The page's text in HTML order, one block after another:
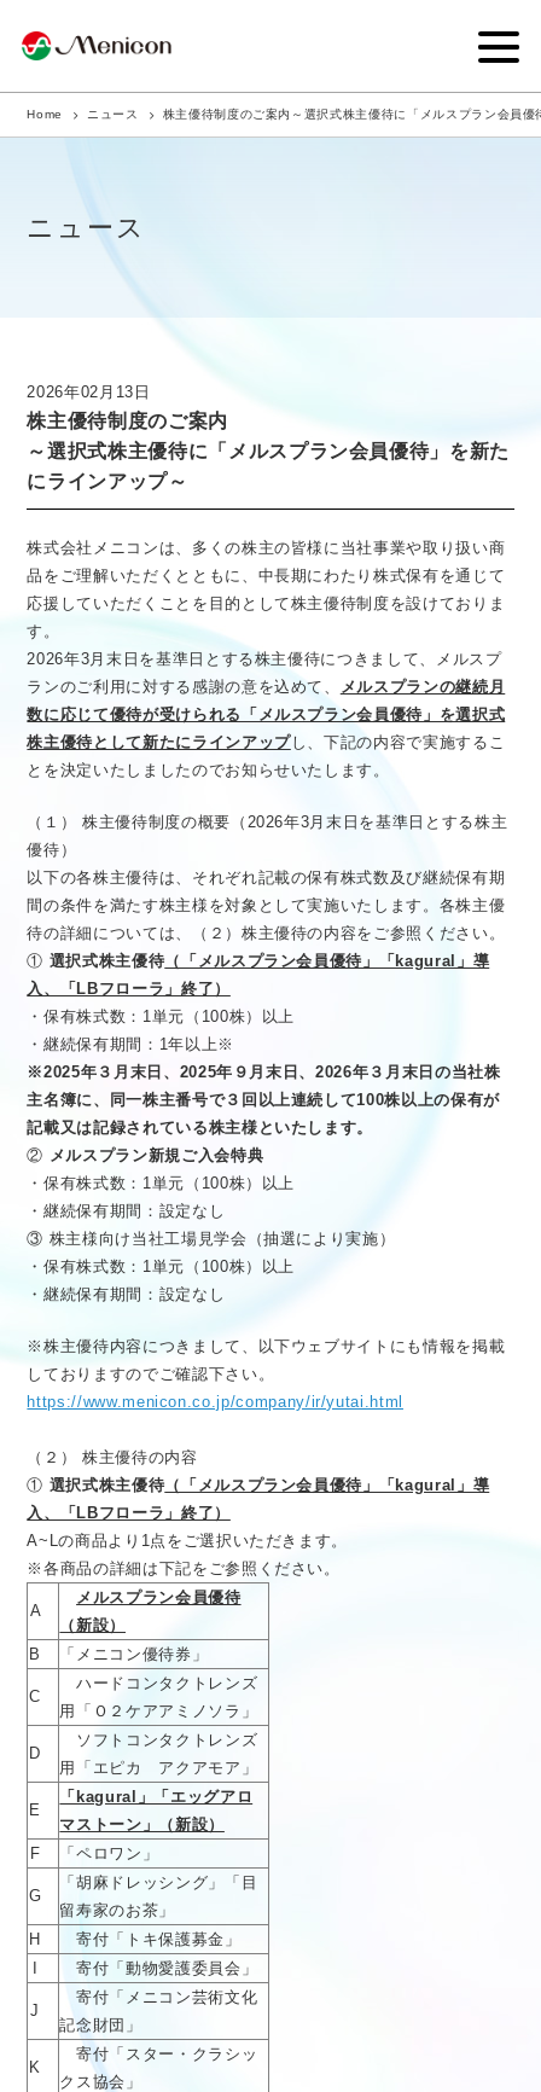
企業情報
商品サイト
ニュース
採用情報
医療従事者向け情報 GLOBAL
Home ニュース 株主優待制度のご案内～選択式株主優待に「メルスプラン会員
ニュース
2026年02月13日
株主優待制度のご案内
～選択式株主優待に「メルスプラン会員優待」を新た
にラインアップ～
株式会社メニコンは、多くの株主の皆様に当社事業や取り扱い商
品をご理解いただくとともに、中長期にわたり株式保有を通じて
応援していただくことを目的として株主優待制度を設けておりま
す。
2026年3月末日を基準日とする株主優待につきまして、メルスプ
ランのご利用に対する感謝の意を込めて、 メルスプランの継続月
数に応じて優待が受けられる「メルスプラン会員優待」を選択式
株主優待として新たにラインアップし、下記の内容で実施するこ
とを決定いたしましたのでお知らせいたします。
（１） 株主優待制度の概要（2026年3月末日を基準日とする株主
優待）
以下の各株主優待は、それぞれ記載の保有株式数及び継続保有期
間の条件を満たす株主様を対象として実施いたします。各株主優
待の詳細については、（２）株主優待の内容をご参照ください。
① 選択式株主優待 （「メルスプラン会員優待」「kagural」導
入、「LBフローラ」終了）
・保有株式数：1単元（100株）以上
・継続保有期間：1年以上※
※2025年３月末日、2025年９月末日、2026年３月末日の当社株
主名簿に、同一株主番号で３回以上連続して100株以上の保有が
記載又は記録されている株主様といたします。
② メルスプラン新規ご入会特典
・保有株式数：1単元（100株）以上
・継続保有期間：設定なし
③ 株主様向け当社工場見学会（抽選により実施）
・保有株式数：1単元（100株）以上
・継続保有期間：設定なし
※株主優待内容につきまして、以下ウェブサイトにも情報を掲載
しておりますのでご確認下さい。
https://www.menicon.co.jp/company/ir/yutai.html
（２） 株主優待の内容
① 選択式株主優待 （「メルスプラン会員優待」「kagural」導
入、「LBフローラ」終了）
A~Lの商品より1点をご選択いただきます。
※各商品の詳細は下記をご参照ください。
A
メルスプラン会員優待
（新設）
B
「メニコン優待券」
C
ハードコンタクトレンズ
用「Ｏ２ケアアミノソラ」
D
ソフトコンタクトレンズ
用「エピカ アクアモア」
E
「kagural」「エッグアロ
マストーン」（新設）
F
「ペロワン」
G
「胡麻ドレッシング」「目
留寿家のお茶」
H
寄付「トキ保護募金」
寄付「動物愛護委員会」
J
寄付「メニコン芸術文化
記念財団」
K
寄付「スター・クラシッ
クス協会」